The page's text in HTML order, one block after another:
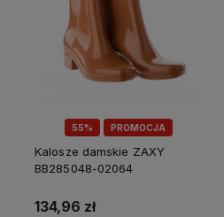
55% PROMOCJA
Kalosze damskie ZAXY
BB285048-02064
134,96 zł